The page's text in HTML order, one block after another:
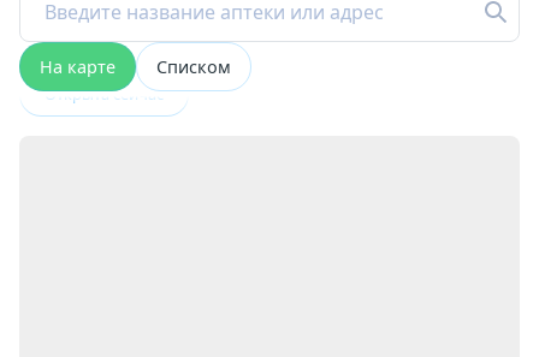
На карте Списком
Открыта сейчас